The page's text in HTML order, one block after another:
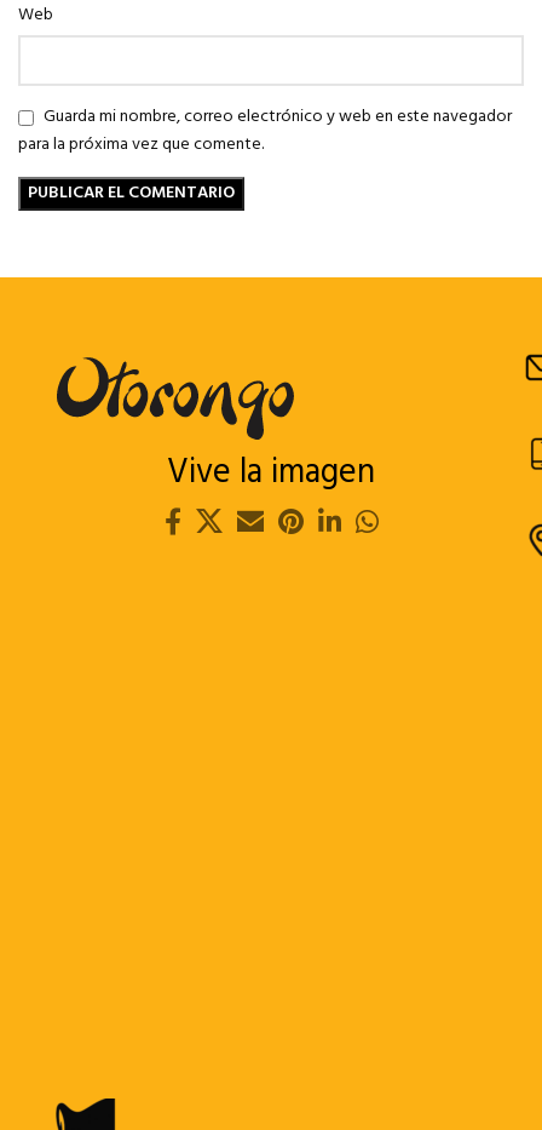
Web
Guarda mi nombre, correo electrónico y web en este navegador
para la próxima vez que comente.
Vive la imagen